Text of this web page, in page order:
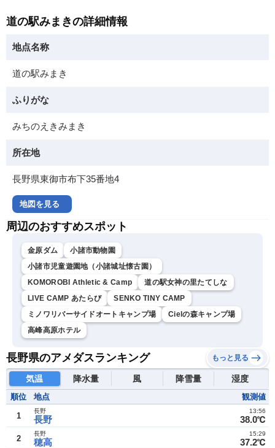
道の駅みまきの詳細情報
地点名称
道の駅みまき
ふりがな
みちのえきみまき
所在地
長野県東御市布下35番地4
地図を見る
周辺のおすすめスポット
金原ダム
小諸市動物園
小諸市児童遊園地（小諸城址懐古園）
KOMOROBI Athletic & Camp
道の駅女神の里たてしな
LIVE CAMP あたらび
SENKO TINY CAMP
ミノワリバーサイドオートキャンプ場
Cielの森キャンプ場
高峰高原ホテル
長野県のアメダスランキング もっと見る
気温 降水量 風 降雪量 湿度
順位 地点 観測値
1 長野
長野
38.0℃
13:56
2 穂高
長野
37.2℃
15:29